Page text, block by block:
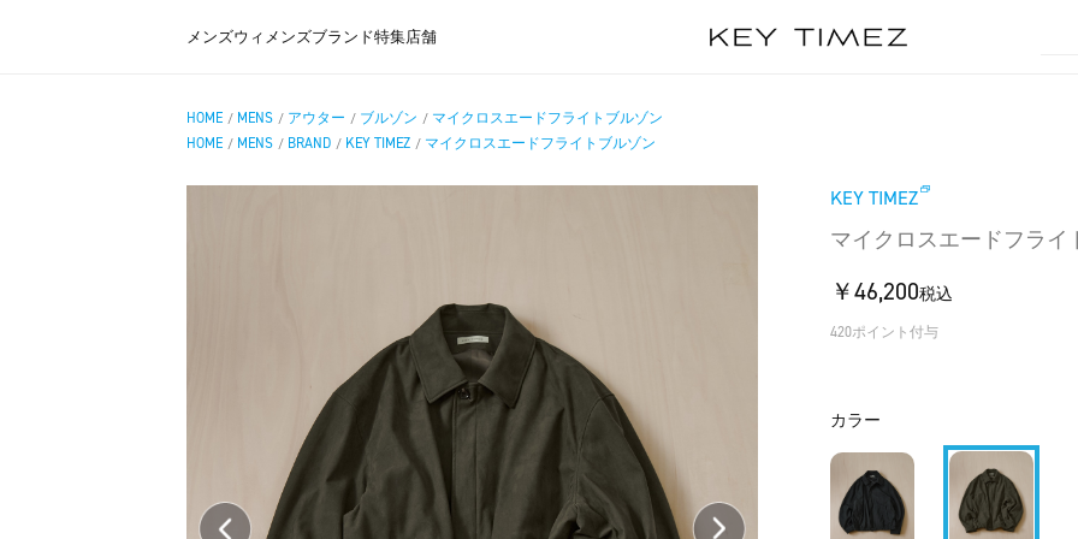
メンズウィメンズブランド特集店舗
HOME / MENS / アウター / ブルゾン / マイクロスエードフライトブルゾン
HOME / MENS / BRAND / KEY TIMEZ / マイクロスエードフライトブルゾン
KEY TIMEZ
マイクロスエードフライ
￥46,200税込
420ポイント付与
カラー